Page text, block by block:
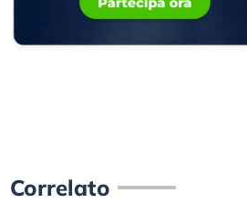
Correlato